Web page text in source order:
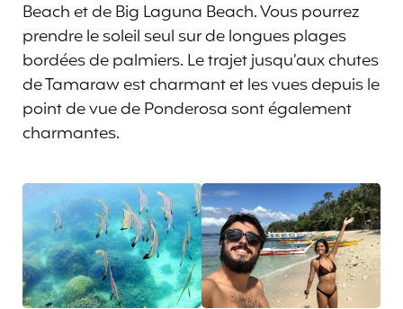
Beach et de Big Laguna Beach. Vous pourrez
prendre le soleil seul sur de longues plages
bordées de palmiers. Le trajet jusqu’aux chutes
de Tamaraw est charmant et les vues depuis le
point de vue de Ponderosa sont également
charmantes.